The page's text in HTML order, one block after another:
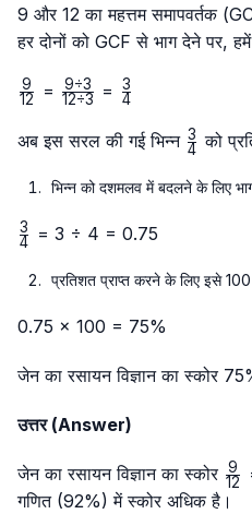
9 और 12 का महत्तम समापवर्तक
हर दोनों को GCF से भाग देने पर,
\frac{9}
12
9 = \frac{9
{12 ÷
12÷3
9÷3 = \frac{3}
4
3
अब इस सरल की गई भिन्न 4
3 को
भिन्न को दशमलव में बदलने के लिए
\frac{3}
4
3 = 3 ÷ 4 = 0.75
प्रतिशत प्राप्त करने के लिए इसे
0.75 × 100 = 75%
जेन का रसायन विज्ञान का स्कोर
उत्तर (Answer)
जेन का रसायन विज्ञान का स्कोर
{12}
12
9
गणित (92%) में स्कोर अधिक है।